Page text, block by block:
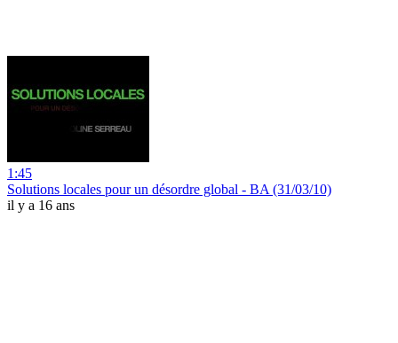
1:45
Solutions locales pour un désordre global - BA (31/03/10)
il y a 16 ans